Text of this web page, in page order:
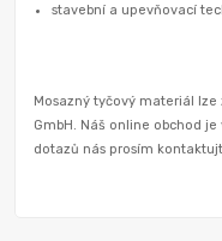
stavební a upevňovací
Mosazný tyčový materiál
GmbH. Náš online obchod
dotazů nás prosím